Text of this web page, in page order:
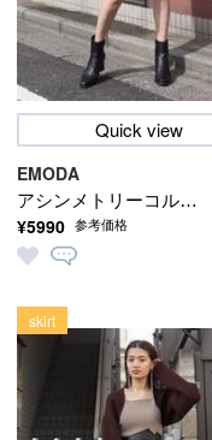
Quick view
アシンメトリーコルセ
ットハイウェストスカ
ート
EMODA
¥5990 参考価格
skirt